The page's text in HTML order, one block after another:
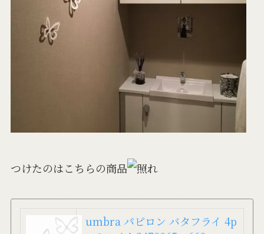
つけたのはこちらの商品
umbra パピロン バタフライ 4p